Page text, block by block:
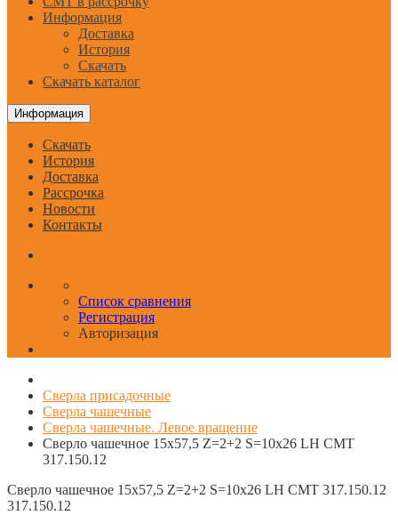
Информация
Доставка
История
Скачать
Скачать каталог
Информация
Скачать
История
Доставка
Рассрочка
Новости
Контакты
Список сравнения
Регистрация
Авторизация
Сверла присадочные
Сверла чашечные
Сверла чашечные. Левое вращение
Сверло чашечное 15x57,5 Z=2+2 S=10x26 LH CMT
317.150.12
Сверло чашечное 15x57,5 Z=2+2 S=10x26 LH CMT 317.150.12
317.150.12